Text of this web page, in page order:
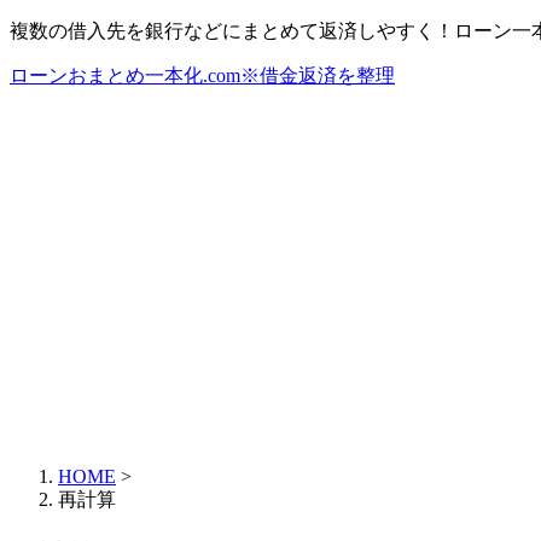
複数の借入先を銀行などにまとめて返済しやすく！ローン一
ローンおまとめ一本化.com※借金返済を整理
HOME >
再計算